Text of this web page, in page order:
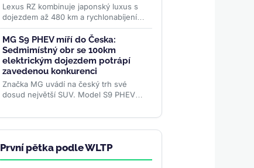
Lexus RZ kombinuje japonský luxus s
dojezdem až 480 km a rychlonabíjením
150 kW. Nabízí dvě varianty — FWD
nebo AWD — od 1,5 milionu Kč....
MG S9 PHEV míří do Česka:
Sedmimístný obr se 100km
elektrickým dojezdem potrápí
zavedenou konkurenci
Značka MG uvádí na český trh své
dosud největší SUV. Model S9 PHEV
koní a baterii s čistě...>>
První pětka podle WLTP